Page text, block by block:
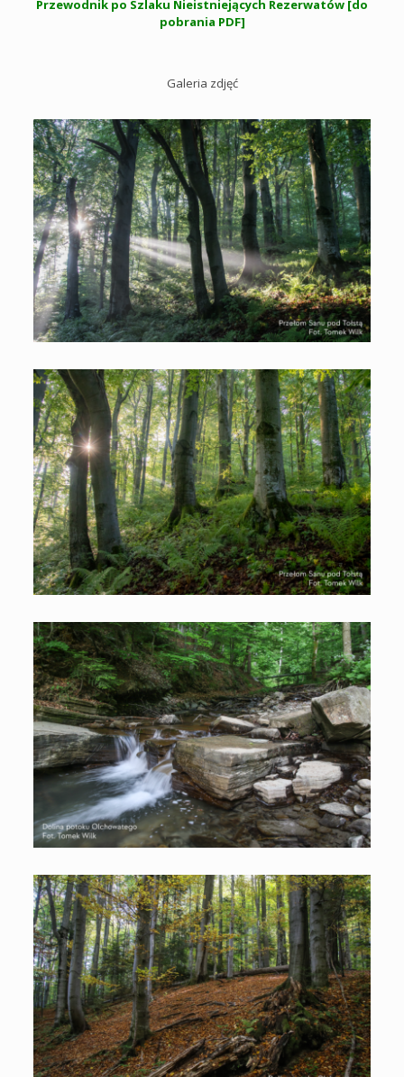
Przewodnik po Szlaku Nieistniejących Rezerwatów [do
pobrania PDF]
Galeria zdjęć